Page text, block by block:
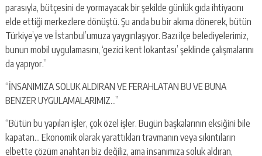
parasıyla, bütçesini de yormayacak bir şekilde günlük gıda ihtiyacını
elde ettiği merkezlere dönüştü. Şu anda bu bir akıma dönerek, bütün
Türkiye’ye ve İstanbul’umuza yaygınlaşıyor. Bazı ilçe belediyelerimiz,
bunun mobil uygulamasını, ‘gezici kent lokantası’ şeklinde çalışmalarını
da yapıyor.”
“İNSANIMIZA SOLUK ALDIRAN VE FERAHLATAN BU VE BUNA
BENZER UYGULAMALARIMIZ…”
“Bütün bu yapılan işler, çok özel işler. Bugün başkalarının eksiğini bile
kapatan… Ekonomik olarak yarattıkları travmanın veya sıkıntıların
elbette çözüm anahtarı biz değiliz, ama insanımıza soluk aldıran,